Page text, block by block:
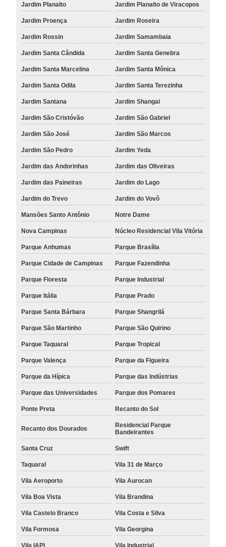
Jardim Planalto Jardim Planalto de Viracopos
Jardim Proença Jardim Roseira
Jardim Rossin Jardim Samambaia
Jardim Santa Cândida Jardim Santa Genebra
Jardim Santa Marcelina Jardim Santa Mônica
Jardim Santa Odila Jardim Santa Terezinha
Jardim Santana Jardim Shangai
Jardim São Cristóvão Jardim São Gabriel
Jardim São José Jardim São Marcos
Jardim São Pedro Jardim Yeda
Jardim das Andorinhas Jardim das Oliveiras
Jardim das Paineiras Jardim do Lago
Jardim do Trevo Jardim do Vovô
Mansões Santo Antônio Notre Dame
Nova Campinas Núcleo Residencial Vila Vitória
Parque Anhumas Parque Brasília
Parque Cidade de Campinas Parque Fazendinha
Parque Floresta Parque Industrial
Parque Itália Parque Prado
Parque Santa Bárbara Parque Shangrilá
Parque São Martinho Parque São Quirino
Parque Taquaral Parque Tropical
Parque Valença Parque da Figueira
Parque da Hípica Parque das Indústrias
Parque das Universidades Parque dos Pomares
Ponte Preta Recanto do Sol
Recanto dos Dourados
Residencial Parque
Bandeirantes
Santa Cruz Swift
Taquaral Vila 31 de Março
Vila Aeroporto Vila Aurocan
Vila Boa Vista Vila Brandina
Vila Castelo Branco Vila Costa e Silva
Vila Formosa Vila Georgina
Vila IAPI Vila Industrial